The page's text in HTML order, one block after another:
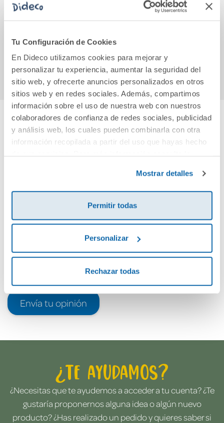
Tu Configuración de Cookies
En Dideco utilizamos cookies para mejorar y
personalizar tu experiencia, aumentar la seguridad del
sitio web, y ofrecerte anuncios personalizados en otros
sitios web y en redes sociales. Además, compartimos
información sobre el uso de nuestra web con nuestros
colaboradores de confianza de redes sociales, publicidad
y análisis web, los cuales pueden combinarla con otra
información recopilada a partir del uso que hayas hecho
Mostrar detalles
Permitir todas
Personalizar
Rechazar todas
besos
12,99€
Comprar
para cada letra
mayúscula
Comprar
Cuéntanos tu opinión
¡Sé el primero en valorar este producto!
Envía tu opinión
¿Te ayudamos?
¿Necesitas que te ayudemos a acceder a tu cuenta? ¿Te
gustaría proponernos alguna idea o algún nuevo
producto? ¿Has realizado un pedido y quieres saber si